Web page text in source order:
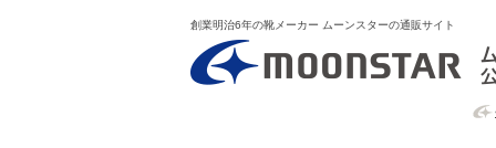
創業明治6年の靴メーカー ムーンスターの通販サイト